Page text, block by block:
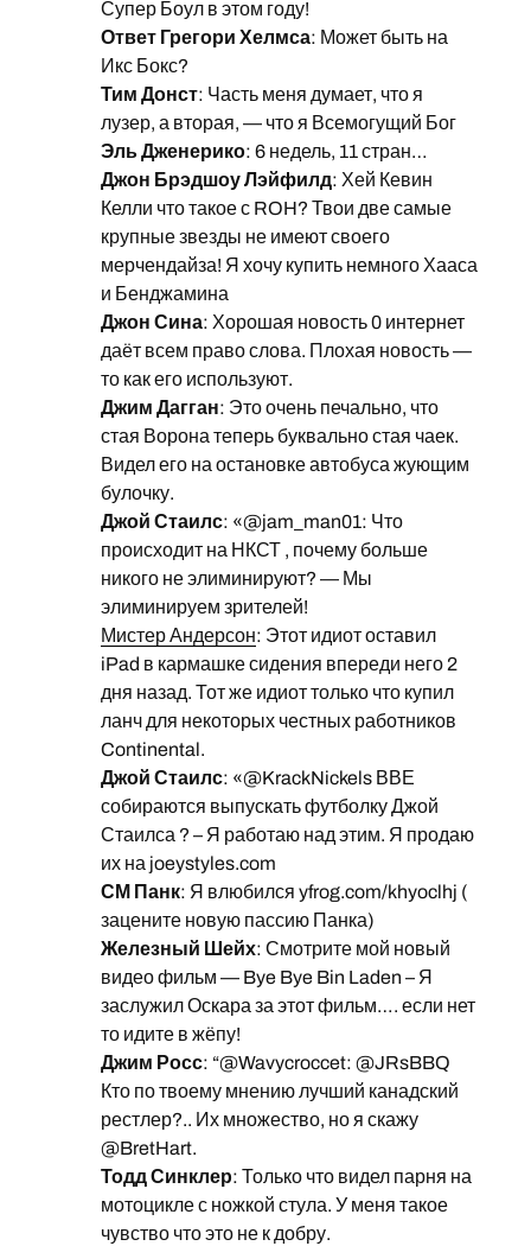
Супер Боул в этом году!
Ответ Грегори Хелмса: Может быть на
Икс Бокс?
Тим Донст: Часть меня думает, что я
лузер, а вторая, — что я Всемогущий Бог
Эль Дженерико: 6 недель, 11 стран…
Джон Брэдшоу Лэйфилд: Хей Кевин
Келли что такое с ROH? Твои две самые
крупные звезды не имеют своего
мерчендайза! Я хочу купить немного Хааса
и Бенджамина
Джон Сина: Хорошая новость 0 интернет
даёт всем право слова. Плохая новость —
то как его используют.
Джим Дагган: Это очень печально, что
стая Ворона теперь буквально стая чаек.
Видел его на остановке автобуса жующим
булочку.
Джой Стаилс: «@jam_man01: Что
происходит на НКСТ , почему больше
никого не элиминируют? — Мы
элиминируем зрителей!
Мистер Андерсон: Этот идиот оставил
iPad в кармашке сидения впереди него 2
дня назад. Тот же идиот только что купил
ланч для некоторых честных работников
Continental.
Джой Стаилс: «@KrackNickels ВВЕ
собираются выпускать футболку Джой
Стаилса ? – Я работаю над этим. Я продаю
их на joeystyles.com
СМ Панк: Я влюбился yfrog.com/khyoclhj (
зацените новую пассию Панка)
Железный Шейх: Смотрите мой новый
видео фильм — Bye Bye Bin Laden – Я
заслужил Оскара за этот фильм…. если нет
то идите в жёпу!
Джим Росс: “@Wavycroccet: @JRsBBQ
Кто по твоему мнению лучший канадский
рестлер?.. Их множество, но я скажу
@BretHart.
Тодд Синклер: Только что видел парня на
мотоцикле с ножкой стула. У меня такое
чувство что это не к добру.